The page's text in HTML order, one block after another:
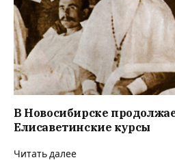
В Новосибирске
Елисаветинские курсы
Читать далее